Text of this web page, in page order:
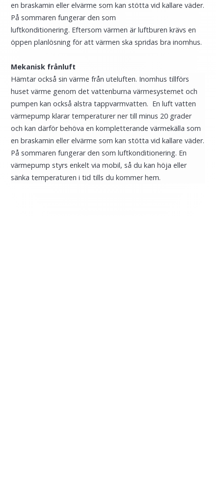
en braskamin eller elvärme som kan stötta vid kallare väder.
På sommaren fungerar den som
luftkonditionering. Eftersom värmen är luftburen krävs en
öppen planlösning för att värmen ska spridas bra inomhus.
Mekanisk frånluft
Hämtar också sin värme från uteluften. Inomhus tillförs
huset värme genom det vattenburna värmesystemet och
pumpen kan också alstra tappvarmvatten. En luft vatten
värmepump klarar temperaturer ner till minus 20 grader
och kan därför behöva en kompletterande värmekälla som
en braskamin eller elvärme som kan stötta vid kallare väder.
På sommaren fungerar den som luftkonditionering. En
värmepump styrs enkelt via mobil, så du kan höja eller
sänka temperaturen i tid tills du kommer hem.